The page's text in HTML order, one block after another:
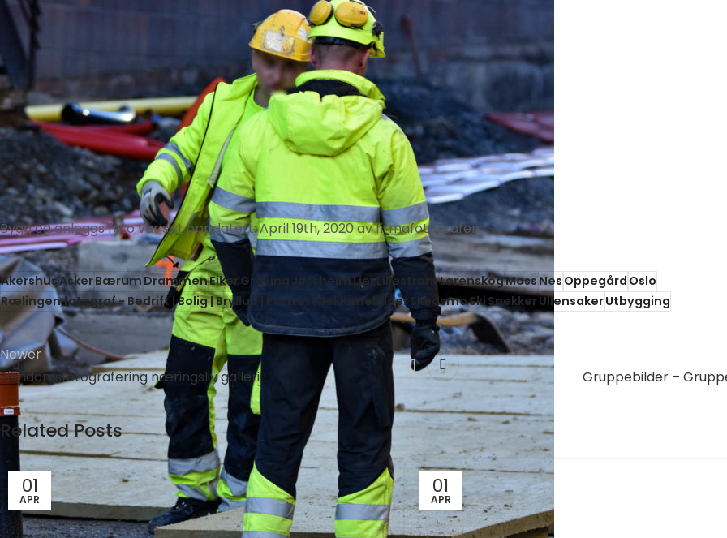
Bygg og anleggs fotovar sist oppdatert:April 19th, 2020avfirmafotografen
AkershusAskerBærum DrammenEiker Graving JessheimLier LillestrømLørenskogMossNesOppegårdOslo
Rælingen fotograf - Bedrift | Bolig | Bryllup | Portrett Reklamebilder SkedsmoSki SnekkerUllensakerUtbygging
Newer
Eiendomsfotografering næringsliv galleri
Gruppebilder –
Related Posts
01
APR
01
APR